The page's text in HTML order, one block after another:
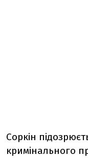
Соркін
кримінального